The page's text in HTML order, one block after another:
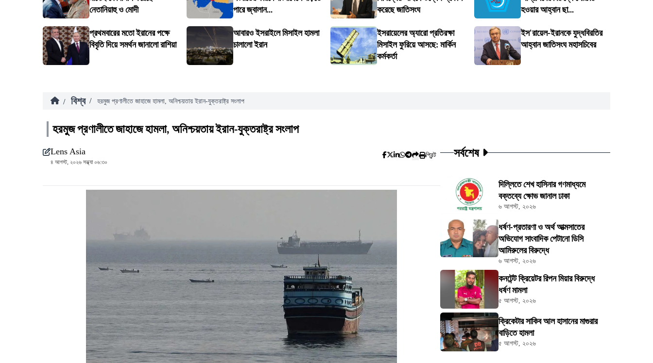
নেতানিয়াহু ও মোদী
পারে জ্বালান...
করেছে জাতিসংঘ
হওয়ার আহ্বান ছা...
প্রথমবারের মতো ইরানের পক্ষে
বিবৃতি দিয়ে সমর্থন জানালো রাশিয়া
আবারও ইসরাইলে মিসাইল হামলা
চালালো ইরান
ইসরায়েলের অ্যারো প্রতিরক্ষা
মিসাইল ফুরিয়ে আসছে: মার্কিন
কর্মকর্তা
ইস'রায়েল-ইরানকে যুদ্ধবিরতির
আহ্বান জাতিসংঘ মহাসচিবের
/ বিশ্ব / হরমুজ প্রণালীতে জাহাজে হামলা, অনিশ্চয়তায় ইরান-যুক্তরাষ্ট্র সংলাপ
হরমুজ প্রণালীতে জাহাজে হামলা, অনিশ্চয়তায় ইরান-যুক্তরাষ্ট্র সংলাপ
Lens Asia
৪ আগস্ট, ২০২৬ সন্ধ্যা ০৬:৩০
প্রিন্ট সর্বশেষ
দিল্লিতে শেখ হাসিনার গণমাধ্যমে
বক্তব্যে ক্ষোভ জানাল ঢাকা
৬ আগস্ট, ২০২৬
ধর্ষণ-প্রতারণা ও অর্থ আত্মসাতের
অভিযোগ সাংবাদিক পেটানো ডিসি
আমিরুলের বিরুদ্ধে
৬ আগস্ট, ২০২৬
কনটেন্ট ক্রিয়েটর রিপন মিয়ার বিরুদ্ধে
ধর্ষণ মামলা
৫ আগস্ট, ২০২৬
ক্রিকেটার সাকিব আল হাসানের মাগুরার
বাড়িতে হামলা
৫ আগস্ট, ২০২৬